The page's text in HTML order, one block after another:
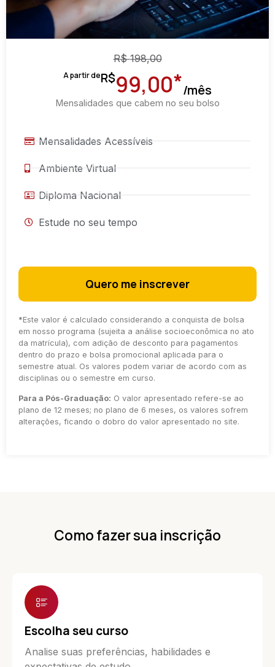
R$198,00
A partir deR$99,00*/mês
Mensalidades que cabem no seu bolso
Mensalidades Acessíveis
Ambiente Virtual
Diploma Nacional
Estude no seu tempo
Quero me inscrever
*Este valor é calculado considerando a conquista de bolsa
em nosso programa (sujeita a análise socioeconômica no ato
da matrícula), com adição de desconto para pagamentos
dentro do prazo e bolsa promocional aplicada para o
semestre atual. Os valores podem variar de acordo com as
disciplinas ou o semestre em curso.
Para a Pós-Graduação: O valor apresentado refere-se ao
plano de 12 meses; no plano de 6 meses, os valores sofrem
alterações, ficando o dobro do valor apresentado no site.
Como fazer sua inscrição
Escolha seu curso
Analise suas preferências, habilidades e